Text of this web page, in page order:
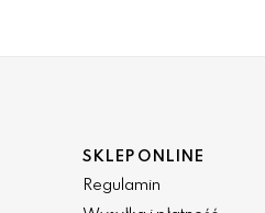
SKLEP ONLINE
Regulamin